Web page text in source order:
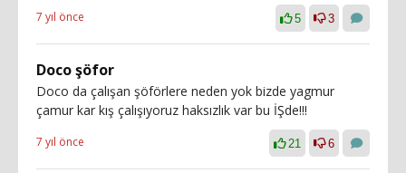
7 yıl önce 5 3
Doco şöfor
Doco da çalışan şöförlere neden yok bizde yagmur
çamur kar kış çalışıyoruz haksızlık var bu İŞde!!!
7 yıl önce 21 6